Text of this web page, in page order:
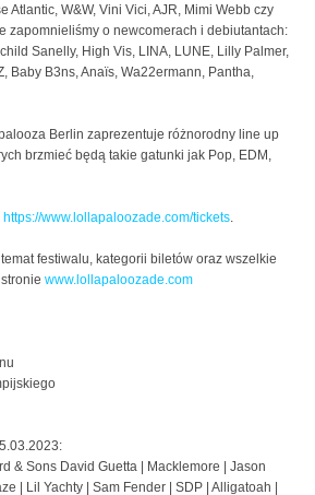
Atlantic, W&W, Vini Vici, AJR, Mimi Webb czy
zapomnieliśmy o newcomerach i debiutantach:
Sanelly, High Vis, LINA, LUNE, Lilly Palmer,
Baby B3ns, Anaïs, Wa22ermann, Pantha,
Berlin zaprezentuje różnorodny line up
brzmieć będą takie gatunki jak Pop, EDM,
https://www.lollapaloozade.com/tickets
festiwalu, kategorii biletów oraz wszelkie
www.lollapaloozade.com
& Sons David Guetta | Macklemore | Jason
| Lil Yachty | Sam Fender | SDP | Alligatoah |